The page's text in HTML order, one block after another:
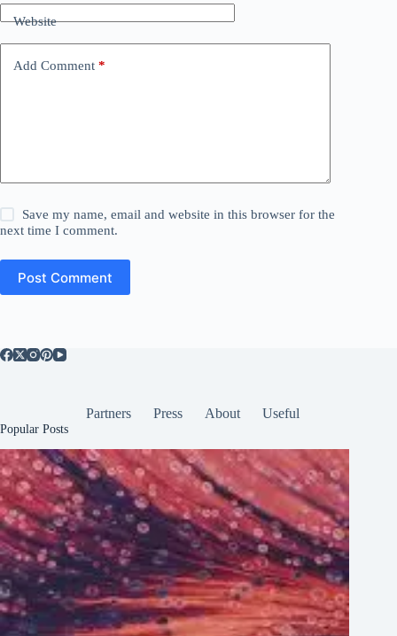
Website
Add Comment *
Save my name, email and website in this browser for the
next time I comment.
Post Comment
Partners Press About Useful
Popular Posts